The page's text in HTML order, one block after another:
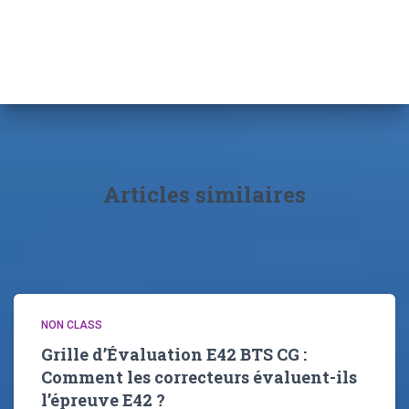
Articles similaires
NON CLASS
Grille d’Évaluation E42 BTS CG :
Comment les correcteurs évaluent-ils
l’épreuve E42 ?